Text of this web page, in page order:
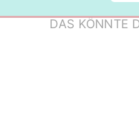
DAS KÖNNTE